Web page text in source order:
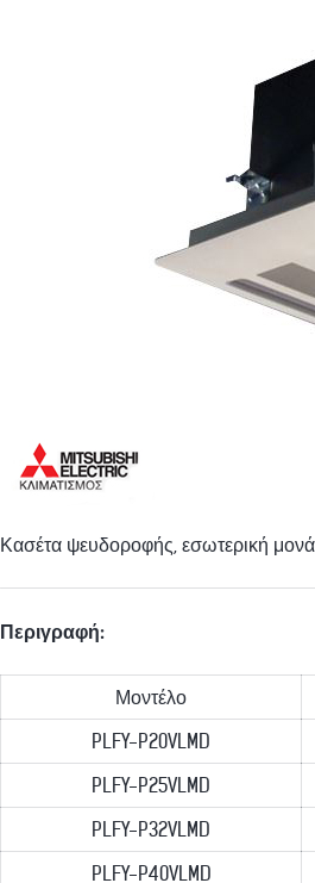
Κασέτα ψευδοροφής, εσωτερική
Περιγραφή:
Μοντέλο
PLFY-P20VLMD
PLFY-P25VLMD
PLFY-P32VLMD
PLFY-P40VLMD